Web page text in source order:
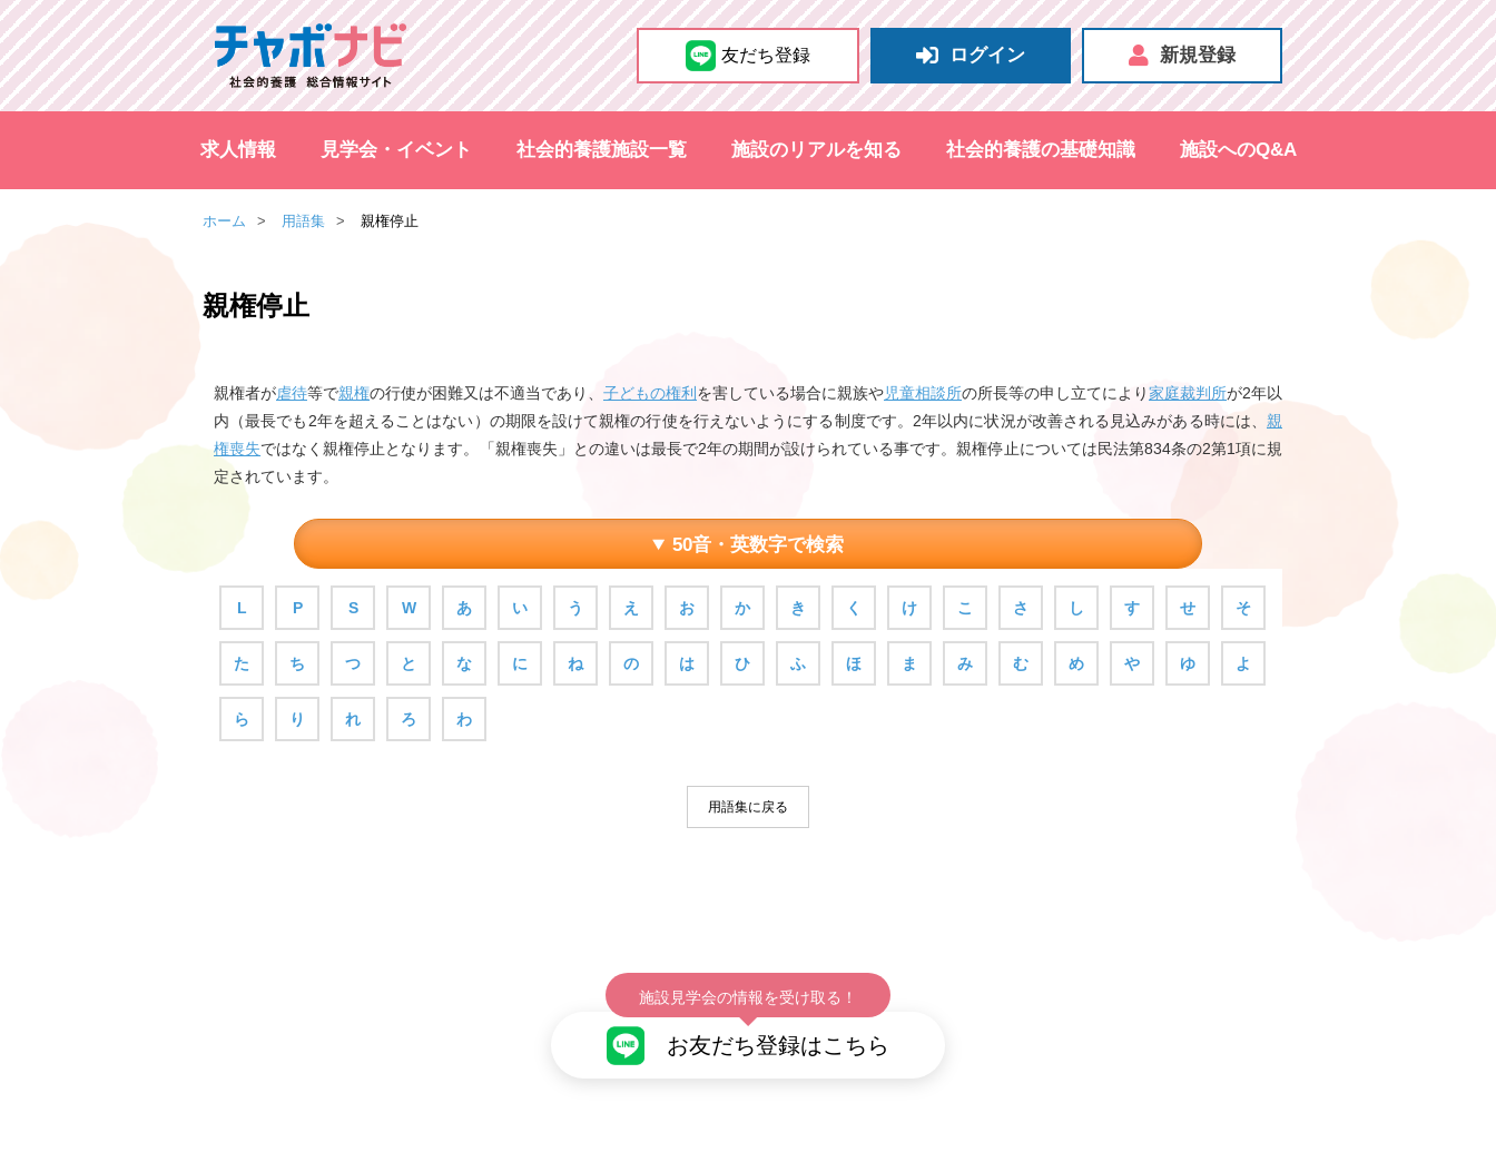
友だち登録 ログイン 新規登録
求人情報 見学会・イベント 社会的養護施設一覧 施設のリアルを知る 社会的養護の基礎知識 施設へのQ&A
ホーム 用語集 親権停止
親権停止
親権者が虐待等で親権の行使が困難又は不適当であり、 子どもの権利 を害している場合に親族や児童相談所の所長等の申し立てにより家庭裁判所が2年以
内（最長でも2年を超えることはない）の期限を設けて親権の行使を行えないようにする制度です。2年以内に状況が改善される見込みがある時には、 親
権喪失ではなく親権停止となります。「親権喪失」との違いは最長で2年の期間が設けられている事です。親権停止については民法第834条の2第1項に規
定されています。
50音・英数字で検索
L P S W あ い う え お か き く け こ さ し す せ そ
た ち つ と な に ね の は ひ ふ ほ ま み む め や ゆ よ
ら り れ ろ わ
用語集に戻る
施設見学会の情報を受け取る！
お友だち登録はこちら